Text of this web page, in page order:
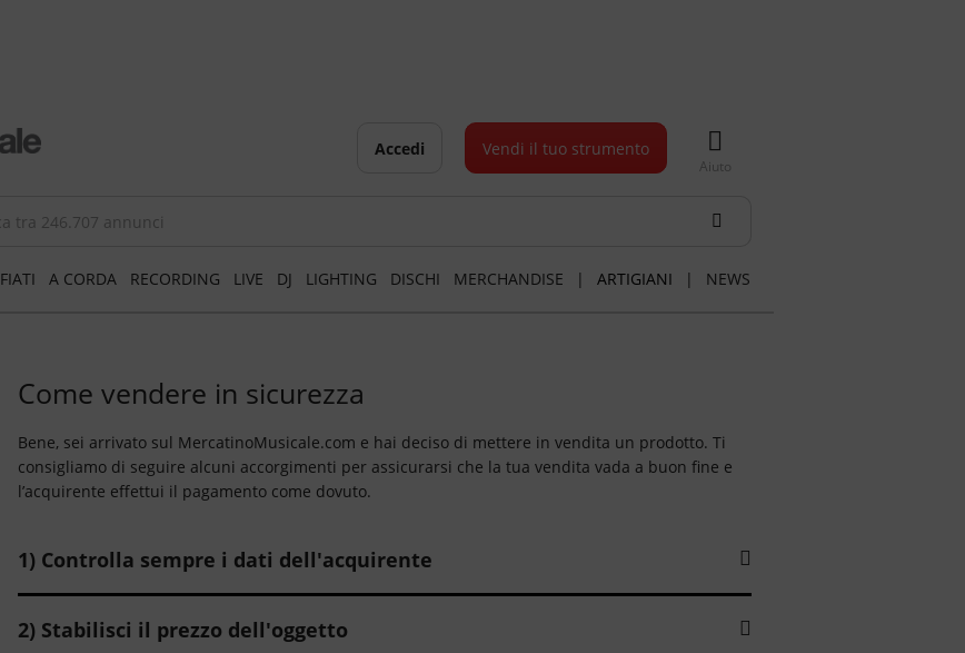
Accedi
Aiuto
Vendi il tuo strumento
FIATI A CORDA RECORDING LIVE DJ LIGHTING DISCHI MERCHANDISE | ARTIGIANI | NEWS
Come vendere in sicurezza
Bene, sei arrivato sul MercatinoMusicale.com e hai deciso di mettere in vendita un prodotto. Ti
consigliamo di seguire alcuni accorgimenti per assicurarsi che la tua vendita vada a buon fine e
l’acquirente effettui il pagamento come dovuto.
1) Controlla sempre i dati dell'acquirente
2) Stabilisci il prezzo dell'oggetto